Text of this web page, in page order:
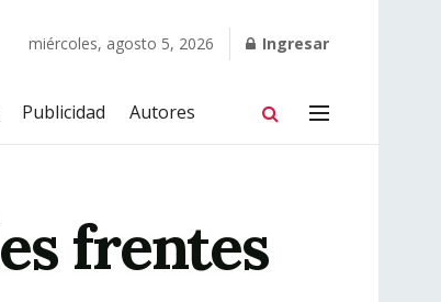
miércoles, agosto 5, 2026 Ingresar
Publicidad Autores
frentes